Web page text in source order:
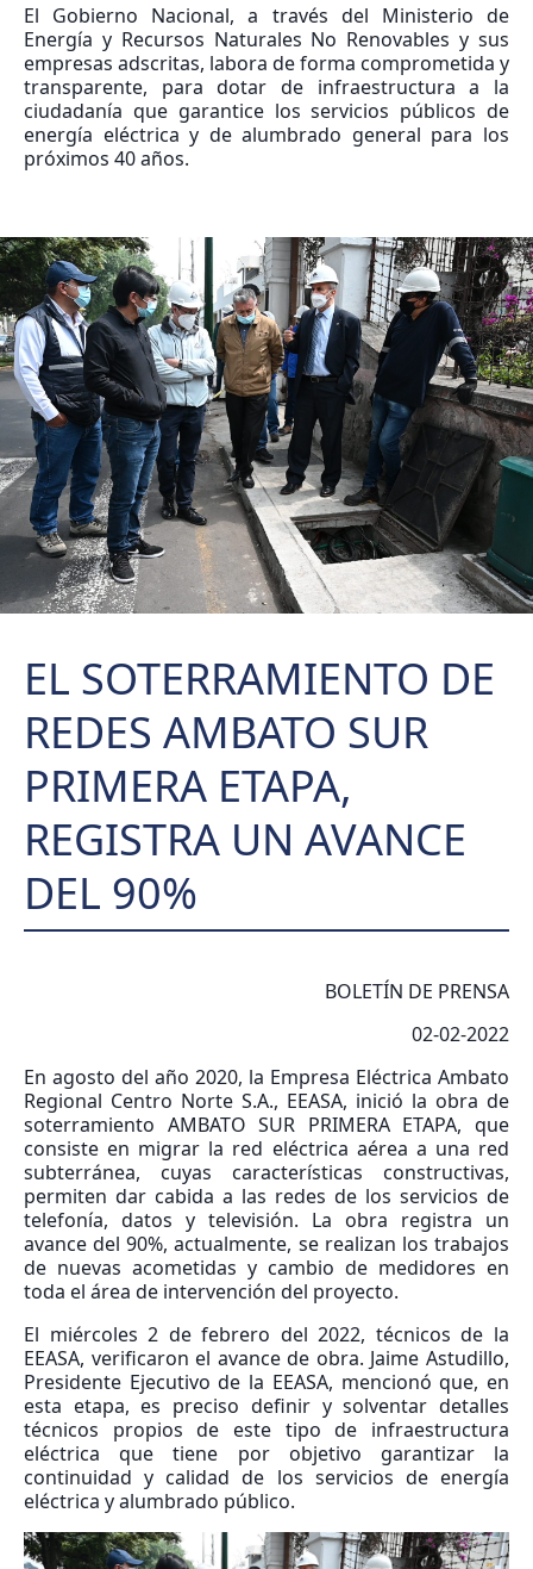
El Gobierno Nacional, a través del Ministerio de
Energía y Recursos Naturales No Renovables y sus
empresas adscritas, labora de forma comprometida y
transparente, para dotar de infraestructura a la
ciudadanía que garantice los servicios públicos de
energía eléctrica y de alumbrado general para los
próximos 40 años.
EL SOTERRAMIENTO DE
REDES AMBATO SUR
PRIMERA ETAPA,
REGISTRA UN AVANCE
DEL 90%
BOLETÍN DE PRENSA
02-02-2022
En agosto del año 2020, la Empresa Eléctrica Ambato
Regional Centro Norte S.A., EEASA, inició la obra de
soterramiento AMBATO SUR PRIMERA ETAPA, que
consiste en migrar la red eléctrica aérea a una red
subterránea, cuyas características constructivas,
permiten dar cabida a las redes de los servicios de
telefonía, datos y televisión. La obra registra un
avance del 90%, actualmente, se realizan los trabajos
de nuevas acometidas y cambio de medidores en
toda el área de intervención del proyecto.
El miércoles 2 de febrero del 2022, técnicos de la
EEASA, verificaron el avance de obra. Jaime Astudillo,
Presidente Ejecutivo de la EEASA, mencionó que, en
esta etapa, es preciso definir y solventar detalles
técnicos propios de este tipo de infraestructura
eléctrica que tiene por objetivo garantizar la
continuidad y calidad de los servicios de energía
eléctrica y alumbrado público.